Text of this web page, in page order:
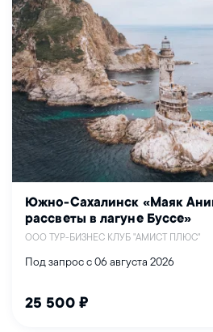
Южно-Сахалинск «Маяк
рассветы в лагуне Буссе»
ООО ТУР-БИЗНЕС КЛУБ "АМИСТ ПЛЮС"
Под запрос с 06 августа 2026
25 500 ₽